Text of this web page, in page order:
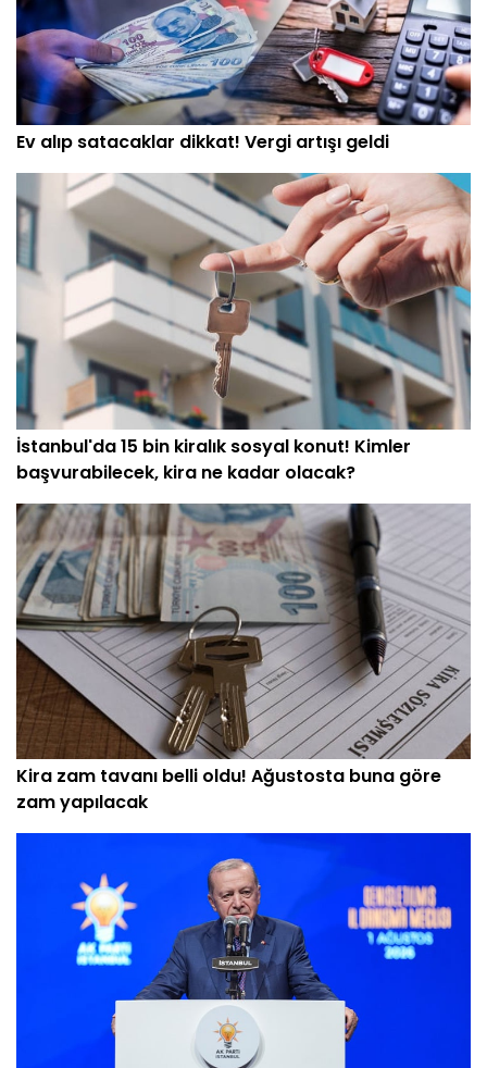
Ev alıp satacaklar dikkat! Vergi artışı geldi
İstanbul'da 15 bin kiralık sosyal konut! Kimler
başvurabilecek, kira ne kadar olacak?
Kira zam tavanı belli oldu! Ağustosta buna göre
zam yapılacak